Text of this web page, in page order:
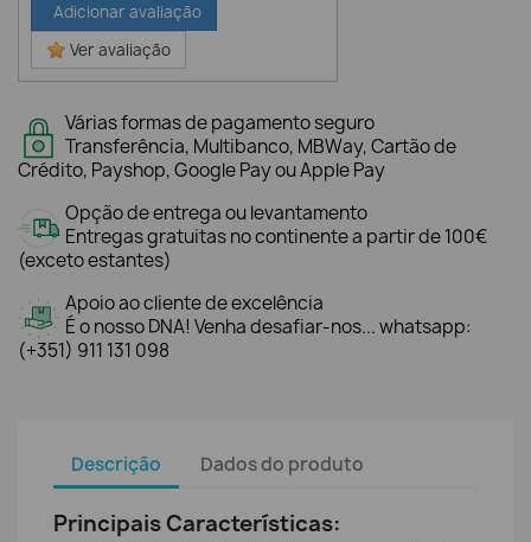
Adicionar avaliação
Ver avaliação
Várias formas de pagamento seguro
Transferência, Multibanco, MBWay, Cartão de
Crédito, Payshop, Google Pay ou Apple Pay
Opção de entrega ou levantamento
Entregas gratuitas no continente a partir de 100€
(exceto estantes)
Apoio ao cliente de excelência
É o nosso DNA! Venha desafiar-nos... whatsapp:
(+351) 911 131 098
Descrição Dados do produto
Principais Características: